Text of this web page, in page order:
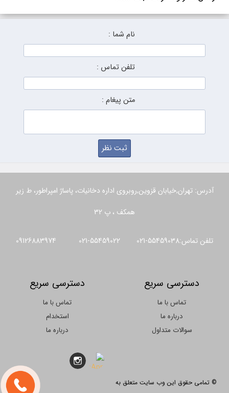
نام شما :
تلفن تماس :
متن پیغام :
آدرس: تهران,خیابان قزوین,روبروی اداره دخانیات، پاساژ امپراطور، ط زیر
همکف ، پ 32
تلفن تماس:55459038-021 55459022-021 09126883974
دسترسی سریع
تماس با ما
درباره ما
سوالات متداول
دسترسی سریع
تماس با ما
استخدام
درباره ما
© تمامی حقوق این وب سایت متعلق به